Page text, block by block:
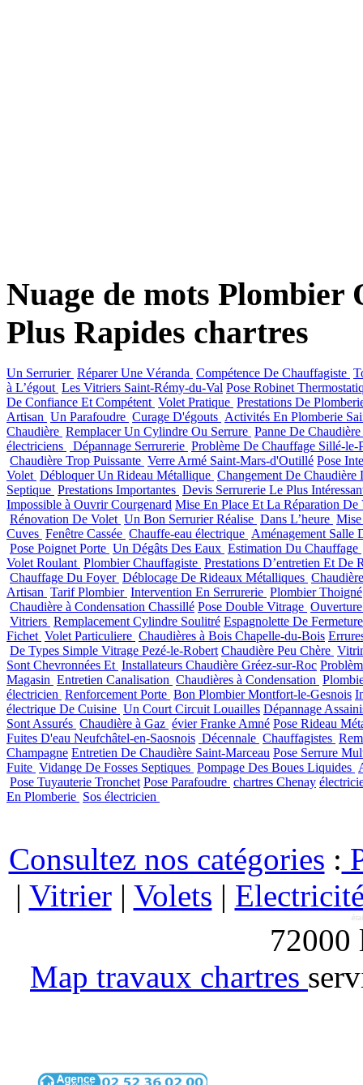
Nuage de mots Plombier
Plus Rapides chartres
Un Serrurier Réparer Une Véranda Compétence De Chauffagiste
à L’égout Les Vitriers Saint-Rémy-du-Val Pose Robinet
De Confiance Et Compétent Volet Pratique Prestations De
Artisan Un Parafoudre Curage D'égouts Activités En Plomberie
Chaudière Remplacer Un Cylindre Ou Serrure Panne De
électriciens
Dépannage Serrurerie Problème De Chauffage Sillé-le-
Chaudière Trop Puissante Verre Armé Saint-Mars-d'Outillé Pose
Volet Débloquer Un Rideau Métallique Changement De Chaudière
Septique Prestations Importantes Devis Serrurerie Le Plus
Impossible à Ouvrir Courgenard Mise En Place Et La Réparation
Rénovation De Volet Un Bon Serrurier Réalise Dans L’heure
Cuves Fenêtre Cassée Chauffe-eau électrique Aménagement Salle
Pose Poignet Porte Un Dégâts Des Eaux Estimation Du Chauffage
Volet Roulant Plombier Chauffagiste Prestations D’entretien Et De
Chauffage Du Foyer Déblocage De Rideaux Métalliques
Artisan Tarif Plombier Intervention En Serrurerie Plombier Thoigné
Chaudière à Condensation Chassillé Pose Double Vitrage
Vitriers Remplacement Cylindre Soulitré Espagnolette De
Fichet Volet Particuliere Chaudières à Bois Chapelle-du-Bois
De Types Simple Vitrage Pezé-le-Robert Chaudière Peu Chère
Sont Chevronnées Et Installateurs Chaudière Gréez-sur-Roc
Magasin Entretien Canalisation Chaudières à Condensation
électricien Renforcement Porte Bon Plombier Montfort-le-Gesnois
électrique De Cuisine Un Court Circuit Louailles Dépannage
Sont Assurés Chaudière à Gaz évier Franke Amné Pose Rideau
Fuites D'eau Neufchâtel-en-Saosnois Décennale Chauffagistes
Champagne Entretien De Chaudière Saint-Marceau Pose Serrure
Fuite Vidange De Fosses Septiques Pompage Des Boues Liquides
Pose Tuyauterie Tronchet Pose Parafoudre chartres Chenay
En Plomberie Sos électricien
Consultez nos catégories :
| Vitrier| Volets |
72000
Map travaux chartres